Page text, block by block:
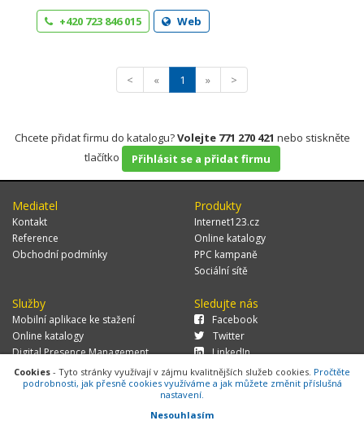
+420 723 846 015
Web
< « 1 » >
Chcete přidat firmu do katalogu?Volejte 771 270 421 nebo stiskněte
tlačítko
Přihlásit se a přidat firmu
Mediatel
Kontakt
Reference
Obchodní podmínky
Produkty
Internet123.cz
Online katalogy
PPC kampaně
Sociální sítě
Služby
Mobilní aplikace ke stažení
Online katalogy
Digital Presence Management
Více zákazníků
Sledujte nás
Facebook
Twitter
LinkedIn
© 2026 MEDIATEL CZ, s.r.o.,Za Potokem 46/4, 106 00 Praha 10, tel.:
Cookies - Tyto stránky využívají v zájmu kvalitnějších služeb cookies. Pročtěte
podrobnosti, jak přesně cookies využíváme a jak můžete změnit příslušná
nastavení.
Nesouhlasím